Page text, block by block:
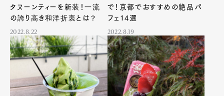
タヌーンティーを新装！一流
の誇り高き和洋折衷とは？
2022.8.22
で！京都でおすすめの絶品パ
フェ14選
2022.8.19